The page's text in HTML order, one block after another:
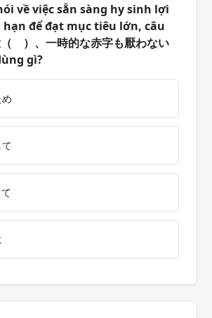
về việc sẵn sàng hy sinh lợi
để đạt mục tiêu lớn, câu
）、一時的な赤字も厭わない
gì?